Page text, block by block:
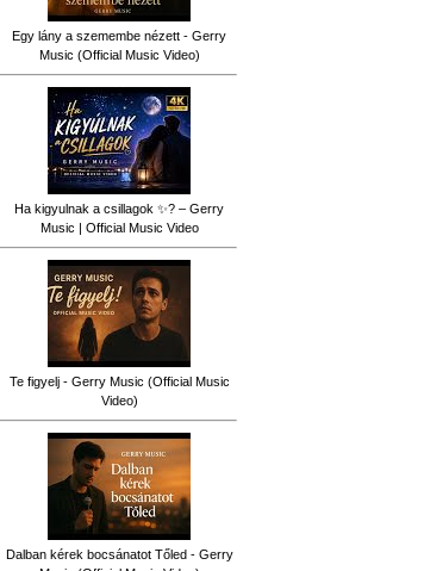
Egy lány a szemembe nézett - Gerry
Music (Official Music Video)
Ha kigyulnak a csillagok ✨? – Gerry
Music | Official Music Video
Te figyelj - Gerry Music (Official Music
Video)
Dalban kérek bocsánatot Tőled - Gerry